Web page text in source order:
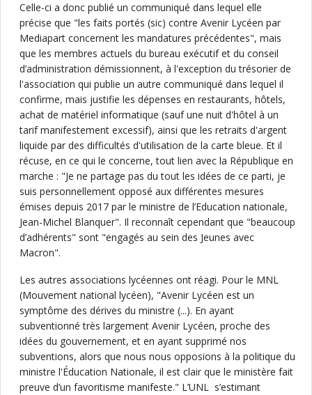
Celle-ci a donc publié un communiqué dans lequel elle
précise que "les faits portés (sic) contre Avenir Lycéen par
Mediapart concernent les mandatures précédentes", mais
que les membres actuels du bureau exécutif et du conseil
d’administration démissionnent, à l'exception du trésorier de
l'association qui publie un autre communiqué dans lequel il
confirme, mais justifie les dépenses en restaurants, hôtels,
achat de matériel informatique (sauf une nuit d'hôtel à un
tarif manifestement excessif), ainsi que les retraits d'argent
liquide par des difficultés d'utilisation de la carte bleue. Et il
récuse, en ce qui le concerne, tout lien avec la République en
marche : "Je ne partage pas du tout les idées de ce parti, je
suis personnellement opposé aux différentes mesures
émises depuis 2017 par le ministre de l’Education nationale,
Jean-Michel Blanquer". Il reconnaît cependant que "beaucoup
d’adhérents" sont "engagés au sein des Jeunes avec
Macron".
Les autres associations lycéennes ont réagi. Pour le MNL
(Mouvement national lycéen), "Avenir Lycéen est un
symptôme des dérives du ministre (...). En ayant
subventionné très largement Avenir Lycéen, proche des
idées du gouvernement, et en ayant supprimé nos
subventions, alors que nous nous opposions à la politique du
ministre l'Éducation Nationale, il est clair que le ministère fait
preuve d’un favoritisme manifeste." L’UNL s’estimant